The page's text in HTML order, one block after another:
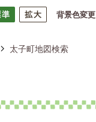
背景色変更
太子町地図検索